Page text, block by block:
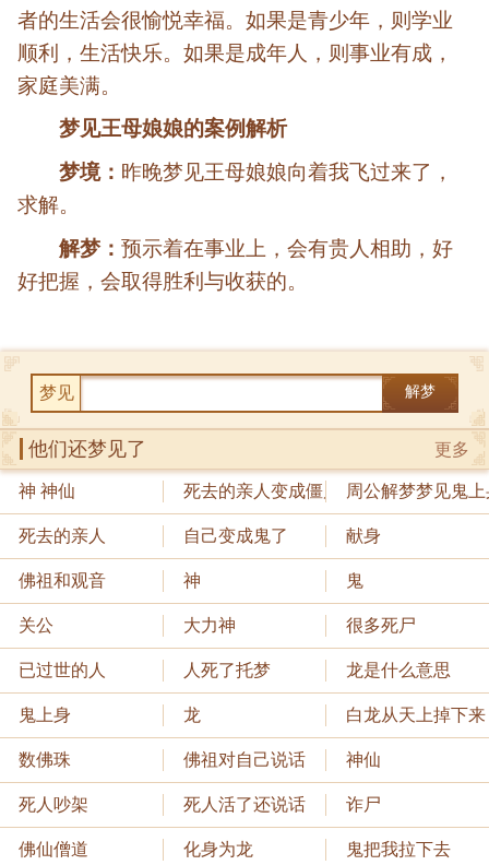
者的生活会很愉悦幸福。如果是青少年，则学业
顺利，生活快乐。如果是成年人，则事业有成，
家庭美满。
梦见王母娘娘的案例解析
梦境： 昨晚梦见王母娘娘向着我飞过来了，
求解。
解梦：预示着在事业上，会有贵人相助，好
好把握，会取得胜利与收获的。
梦见 解梦
更多
他们还梦见了
神 神仙 死去的亲人变成僵尸 周公解梦梦见鬼
死去的亲人 自己变成鬼了 献身
佛祖和观音 神 鬼
关公 大力神 很多死尸
已过世的人 人死了托梦 龙是什么意思
鬼上身 龙 白龙从天上掉下来
数佛珠 佛祖对自己说话 神仙
死人吵架 死人活了还说话 诈尸
佛仙僧道 化身为龙 鬼把我拉下去